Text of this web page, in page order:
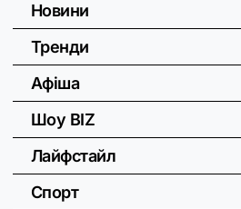
Новини
Тренди
Афіша
Шоу BIZ
Лайфстайл
Спорт